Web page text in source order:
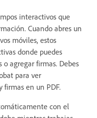
interactivos que
Cuando abres un
móviles, estos
donde puedes
agregar firmas. Debes
para ver
firmas en un PDF.
con el